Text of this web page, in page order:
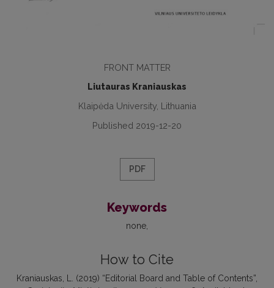
FRONT MATTER
Liutauras Kraniauskas
Klaipėda University, Lithuania
Published 2019-12-20
PDF
Keywords
none
How to Cite
Kraniauskas, L. (2019) “Editorial Board and Table of Contents”,